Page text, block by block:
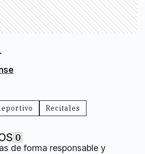
Recitales
0
de forma responsable y